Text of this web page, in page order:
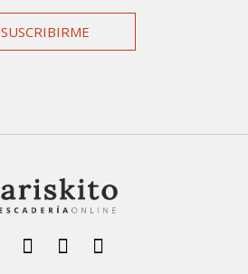
SUSCRIBIRME